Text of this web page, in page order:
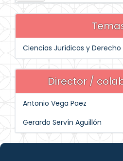
Ciencias Jurídicas y Derecho
Director /
Antonio Vega Paez
Gerardo Servín Aguillón